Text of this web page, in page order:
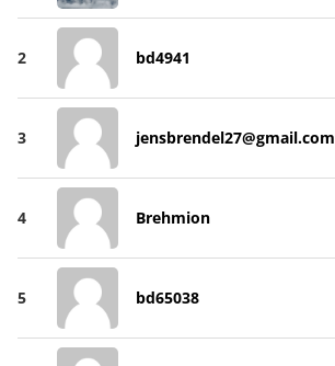
2 bd4941
3 jensbrendel27@gmail.com
4 Brehmion
5 bd65038